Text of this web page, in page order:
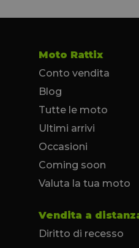
Moto Rattix
Conto vendita
Blog
Tutte le moto
Ultimi arrivi
Occasioni
Coming soon
Valuta la tua moto
Vendita a
Diritto di recesso